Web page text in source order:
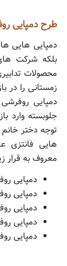
طرح دمپایی
دمپایی هایی
بلکه شرکت
محصولات
زمستانی را در
دمپایی
جلوبسته وارد
توجه دختر
هایی فانتزی
معروف به قرار
دمپایی
دمپایی
دمپایی
دمپایی
دمپایی